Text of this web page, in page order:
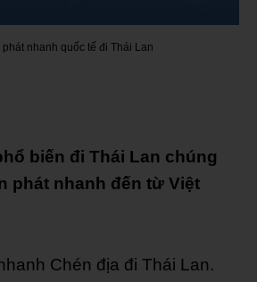
phát nhanh quốc tế đi Thái Lan
biến đi Thái Lan chúng
phát nhanh đến từ Việt
Chén địa đi Thái Lan.